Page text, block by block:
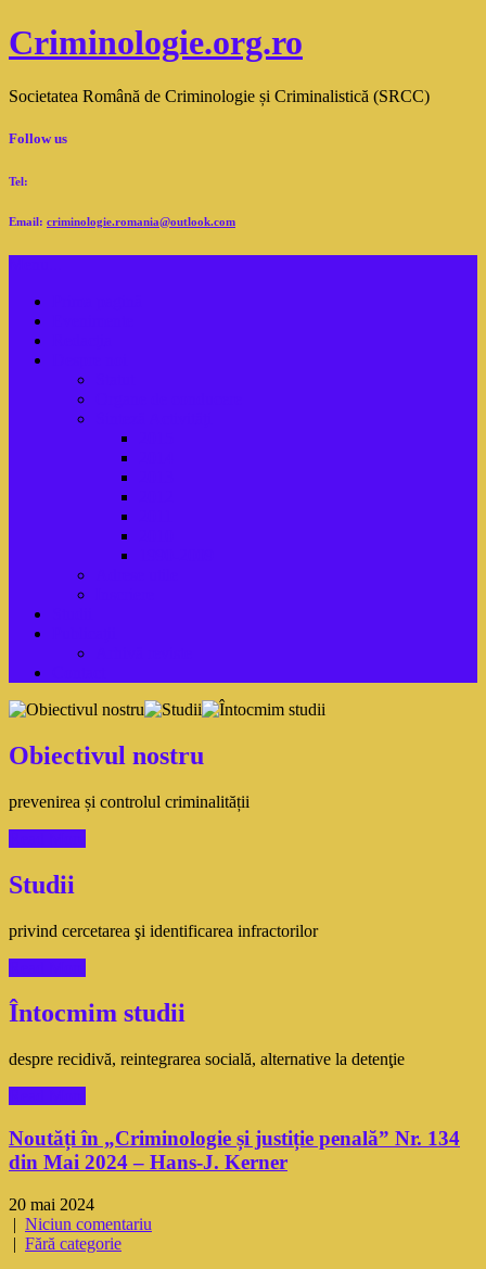
Criminologie.org.ro
Societatea Română de Criminologie și Criminalistică (SRCC)
Follow us
Tel:
Email: criminologie.romania@outlook.com
Obiectivul nostru
prevenirea și controlul criminalității
Studii
privind cercetarea şi identificarea infractorilor
Întocmim studii
despre recidivă, reintegrarea socială, alternative la detenţie
Noutăți în „Criminologie și justiție penală” Nr. 134
din Mai 2024 – Hans-J. Kerner
20 mai 2024
| Niciun comentariu
| Fără categorie